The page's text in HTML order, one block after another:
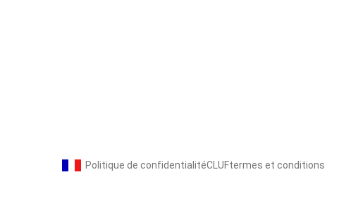
Politique de confidentialitéCLUFtermes et conditions